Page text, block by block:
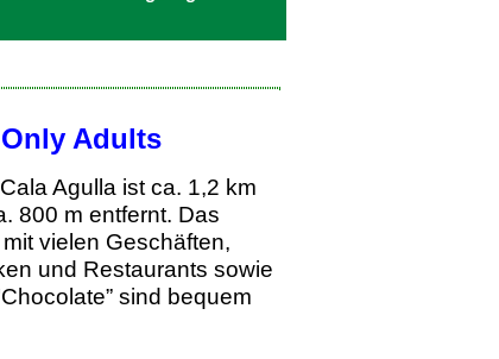
Adults
Agulla ist ca. 1,2 km
800 m entfernt. Das
vielen Geschäften,
und Restaurants sowie
sind bequem